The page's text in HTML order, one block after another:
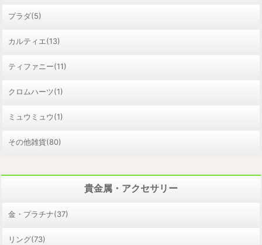
プラダ(5)
カルティエ(13)
ティファニー(11)
クロムハーツ(1)
ミュウミュウ(1)
その他雑貨(80)
貴金属・アクセサリー
金・プラチナ(37)
リング(73)